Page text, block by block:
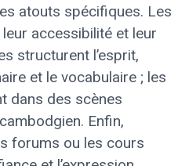
atouts spécifiques. Les
accessibilité et leur
structurent l’esprit,
et le vocabulaire ; les
dans des scènes
Enfin,
forums ou les cours